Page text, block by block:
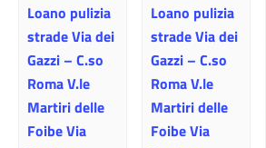
Loano pulizia
strade Via dei
Gazzi – C.so
Roma V.le
Martiri delle
Foibe Via
Loano pulizia
strade Via dei
Gazzi – C.so
Roma V.le
Martiri delle
Foibe Via